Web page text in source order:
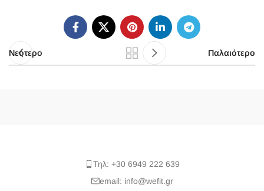
Νεότερο Παλαιότερο
Τηλ: +30 6949 222 639
email: info@wefit.gr